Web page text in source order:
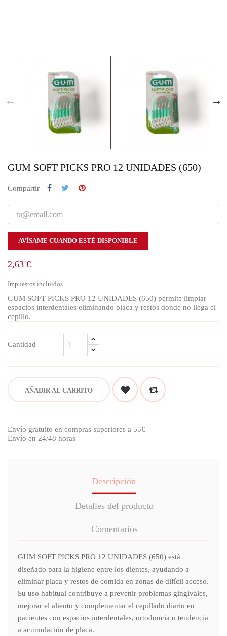
GUM SOFT PICKS PRO 12 UNIDADES (650)
Compartir
AVÍSAME CUANDO ESTÉ DISPONIBLE
2,63 €
Impuestos incluidos
GUM SOFT PICKS PRO 12 UNIDADES (650) permite limpiar
espacios interdentales eliminando placa y restos donde no llega el
cepillo.
Cantidad
AÑADIR AL CARRITO
Envío gratuito en compras superiores a 55€
Envío en 24/48 horas
Descripción
Detalles del producto
Comentarios
GUM SOFT PICKS PRO 12 UNIDADES (650) está
diseñado para la higiene entre los dientes, ayudando a
eliminar placa y restos de comida en zonas de difícil acceso.
Su uso habitual contribuye a prevenir problemas gingivales,
mejorar el aliento y complementar el cepillado diario en
pacientes con espacios interdentales, ortodoncia o tendencia
a acumulación de placa.